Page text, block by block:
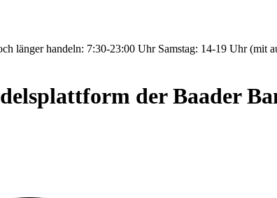
länger handeln: 7:30-23:00 Uhr Samstag: 14-19 Uhr (mit
der Baader